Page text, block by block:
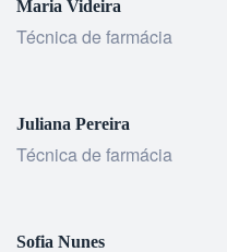
Maria Videira
Técnica de farmácia
Juliana Pereira
Técnica de farmácia
Sofia Nunes